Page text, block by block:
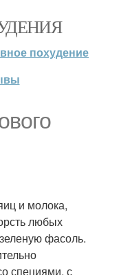
похудение
и молока,
любых
фасоль.
специями, с